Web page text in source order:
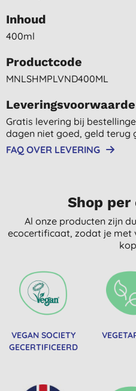
Inhoud
400ml
Productcode
MNLSHMPLVND400ML
Gratis levering bij
dagen niet goed, geld terug
FAQ OVER LEVERING
Shop
Al onze producten zijn
ecocertificaat, zodat je met
VEGAN SOCIETY
GECERTIFICEERD